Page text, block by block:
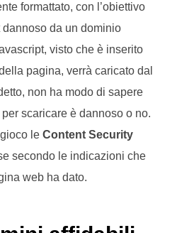
formattato, con l’obiettivo
da un dominio
visto che è inserito
pagina, verrà caricato dal
non ha modo di sapere
scaricare è dannoso o no.
le Content Security
secondo le indicazioni che
web ha dato.